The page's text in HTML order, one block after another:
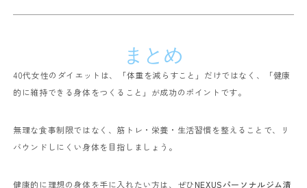
まとめ
40代女性のダイエットは、「体重を減らすこと」だけではなく、「健康
的に維持できる身体をつくること」が成功のポイントです。
無理な食事制限ではなく、筋トレ・栄養・生活習慣を整えることで、リ
バウンドしにくい身体を目指しましょう。
健康的に理想の身体を手に入れたい方は、ぜひNEXUSパーソナルジム清